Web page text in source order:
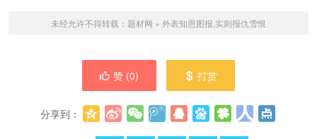
未经允许不得转载： 题材网 » 外表知恩图报,实则报仇雪恨
赞 (0) 打赏
分享到：